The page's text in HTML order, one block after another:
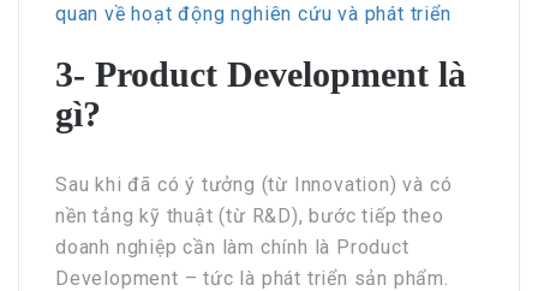
quan về hoạt động nghiên cứu và phát triển
3- Product Development là
gì?
Sau khi đã có ý tưởng (từ Innovation) và có
nền tảng kỹ thuật (từ R&D), bước tiếp theo
doanh nghiệp cần làm chính là Product
Development – tức là phát triển sản phẩm.